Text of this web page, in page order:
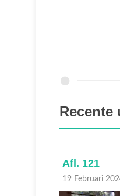
Recente
Afl. 121
19 Februari